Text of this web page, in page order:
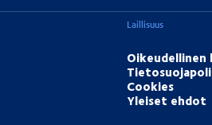
Laillisuus
Oikeudellinen
Cookies
Yleiset ehdot